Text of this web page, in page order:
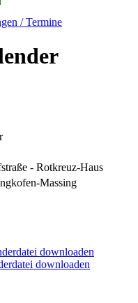
/ Termine
- Rotkreuz-Haus
Massing
downloaden
downloaden